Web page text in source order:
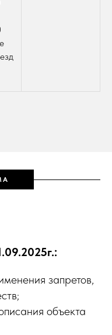
запретов,
объекта